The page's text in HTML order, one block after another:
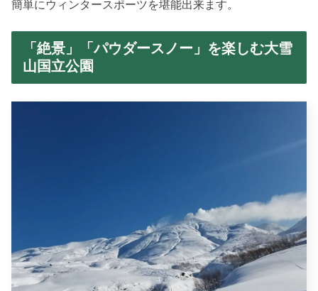
簡単にウィンタースポーツを堪能出来ます。
「絶景」「パウダースノー」を楽しむ大雪
山国立公園